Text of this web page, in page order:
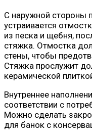
С наружной стороны
устраивается
из песка и щебня,
стяжка. Отмостка
стены, чтобы
Стяжка прослужит
керамической
Внутреннее
соответствии с
Можно сделать
для банок с